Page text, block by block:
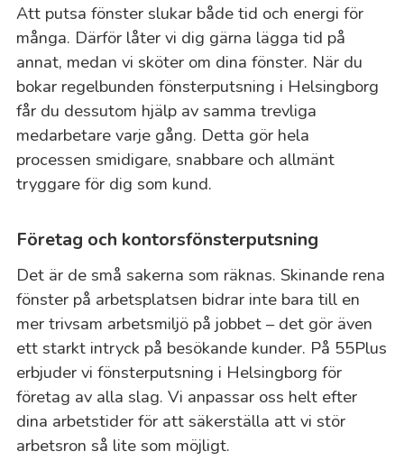
Att putsa fönster slukar både tid och energi för
många. Därför låter vi dig gärna lägga tid på
annat, medan vi sköter om dina fönster. När du
bokar regelbunden fönsterputsning i Helsingborg
får du dessutom hjälp av samma trevliga
medarbetare varje gång. Detta gör hela
processen smidigare, snabbare och allmänt
tryggare för dig som kund.
Företag och kontorsfönsterputsning
Det är de små sakerna som räknas. Skinande rena
fönster på arbetsplatsen bidrar inte bara till en
mer trivsam arbetsmiljö på jobbet – det gör även
ett starkt intryck på besökande kunder. På 55Plus
erbjuder vi fönsterputsning i Helsingborg för
företag av alla slag. Vi anpassar oss helt efter
dina arbetstider för att säkerställa att vi stör
arbetsron så lite som möjligt.